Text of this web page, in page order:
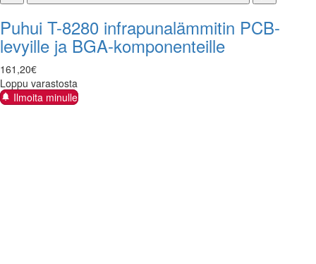
Puhui T-8280 infrapunalämmitin PCB-
levyille ja BGA-komponenteille
161 ,20€
Loppu varastosta
Ilmoita minulle